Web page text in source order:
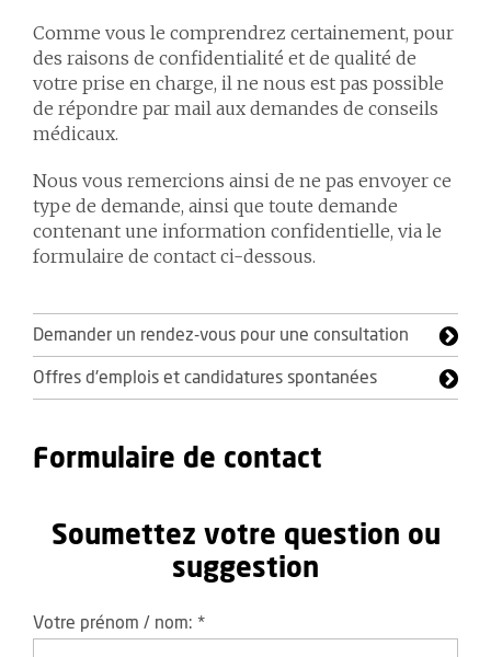
Comme vous le comprendrez certainement, pour
des raisons de confidentialité et de qualité de
votre prise en charge, il ne nous est pas possible
de répondre par mail aux demandes de conseils
médicaux.
Nous vous remercions ainsi de ne pas envoyer ce
type de demande, ainsi que toute demande
contenant une information confidentielle, via le
formulaire de contact ci-dessous.
Demander un rendez-vous pour une consultation
Offres d'emplois et candidatures spontanées
Formulaire de contact
Soumettez votre question ou
suggestion
Votre prénom / nom: *